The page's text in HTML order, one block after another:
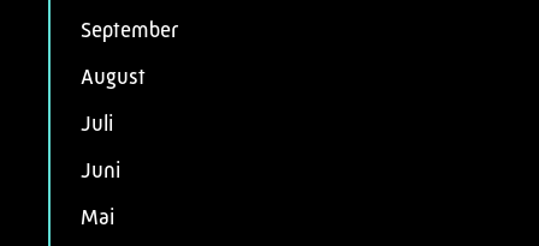
September
August
Juli
Juni
Mai